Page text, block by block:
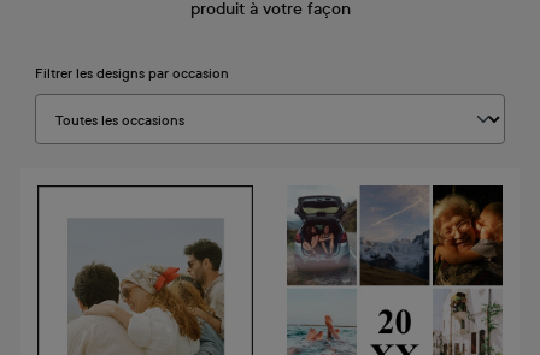
produit à votre façon
Filtrer les designs par occasion